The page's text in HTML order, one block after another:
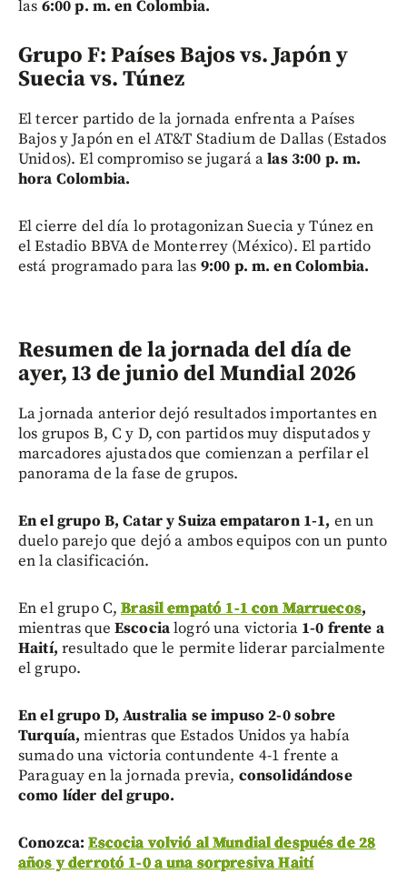
las 6:00 p. m. en Colombia.
Grupo F: Países Bajos vs. Japón y
Suecia vs. Túnez
El tercer partido de la jornada enfrenta a Países
Bajos y Japón en el AT&T Stadium de Dallas (Estados
Unidos). El compromiso se jugará alas 3:00 p. m.
hora Colombia.
El cierre del día lo protagonizan Suecia y Túnez en
el Estadio BBVA de Monterrey (México). El partido
está programado para las 9:00 p. m. en Colombia.
Resumen de la jornada del día de
ayer, 13 de junio del Mundial 2026
La jornada anterior dejó resultados importantes en
los grupos B, C y D, con partidos muy disputados y
marcadores ajustados que comienzan a perfilar el
panorama de la fase de grupos.
En el grupo B, Catar y Suiza empataron 1-1, en un
duelo parejo que dejó a ambos equipos con un punto
en la clasificación.
En el grupo C,Brasil empató 1-1 con Marruecos,
mientras que Escocialogró una victoria 1-0 frente a
Haití,resultado que le permite liderar parcialmente
el grupo.
En el grupo D, Australia se impuso 2-0 sobre
Turquía,mientras que Estados Unidos ya había
sumado una victoria contundente 4-1 frente a
Paraguay en la jornada previa, consolidándose
como líder del grupo.
Conozca:Escocia volvió al Mundial después de 28
años y derrotó 1-0 a una sorpresiva Haití